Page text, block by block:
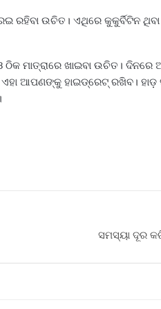
ରହିବା ଉଚିତ। ଏଥିରେ କୁକୁର୍ବିଟିନ
ମାତ୍ରାରେ ଖାଇବା ଉଚିତ। ଦିନରେ
ଏହା ଆପଣଙ୍କୁ ହାଇଡ୍ରେଟ୍‌ ରଖିବ।
ସମସ୍ୟା ଦୂର